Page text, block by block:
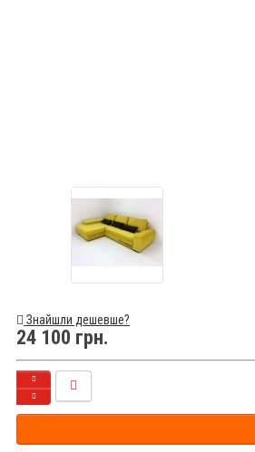
Знайшли дешевше?
24 100 грн.